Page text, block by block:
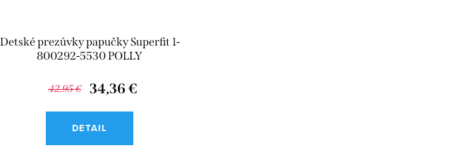
Detské prezúvky papučky Superfit 1-
800292-5530 POLLY
42,95 € 34,36 €
DETAIL